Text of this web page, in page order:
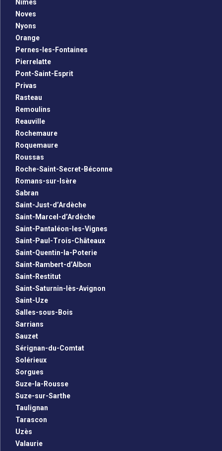
Nîmes
Noves
Nyons
Orange
Pernes-les-Fontaines
Pierrelatte
Pont-Saint-Esprit
Privas
Rasteau
Remoulins
Reauville
Rochemaure
Roquemaure
Roussas
Roche-Saint-Secret-Béconne
Romans-sur-Isère
Sabran
Saint-Just-d’Ardèche
Saint-Marcel-d’Ardèche
Saint-Pantaléon-les-Vignes
Saint-Paul-Trois-Châteaux
Saint-Quentin-la-Poterie
Saint-Rambert-d’Albon
Saint-Restitut
Saint-Saturnin-lès-Avignon
Saint-Uze
Salles-sous-Bois
Sarrians
Sauzet
Sérignan-du-Comtat
Solérieux
Sorgues
Suze-la-Rousse
Suze-sur-Sarthe
Taulignan
Tarascon
Uzès
Valaurie